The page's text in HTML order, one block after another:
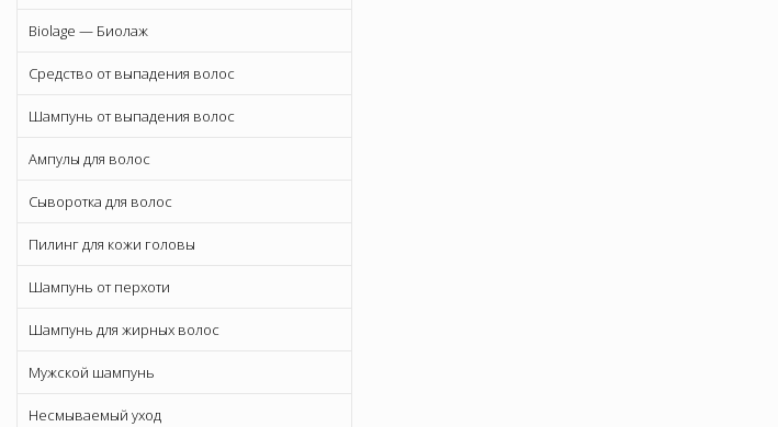
Biolage — Биолаж
Средство от выпадения волос
Шампунь от выпадения волос
Ампулы для волос
Сыворотка для волос
Пилинг для кожи головы
Шампунь от перхоти
Шампунь для жирных волос
Мужской шампунь
Несмываемый уход